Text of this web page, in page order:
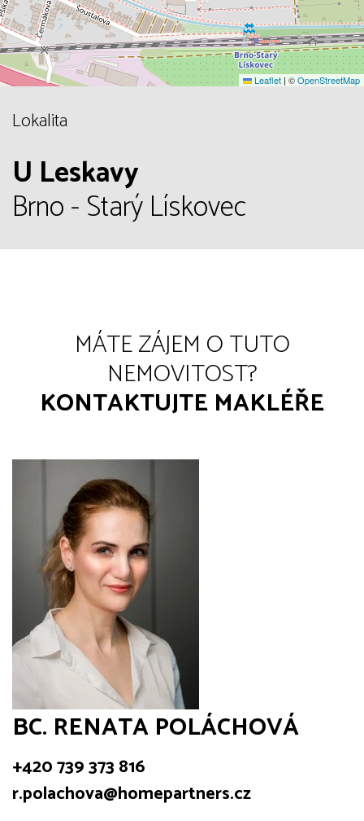
Leaflet | ©OpenStreetMap
Lokalita
U Leskavy
Brno - Starý Lískovec
MÁTE ZÁJEM O TUTO
NEMOVITOST?
KONTAKTUJTE MAKLÉŘE
BC. RENATA POLÁCHOVÁ
+420 739 373 816
r.polachova@homepartners.cz